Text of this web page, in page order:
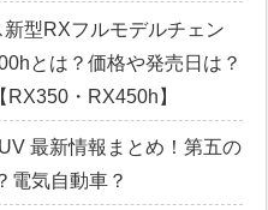
新型RXフルモデルチェン
とは？価格や発売日は？
・RX450h】
最新情報まとめ！第五の
電気自動車？